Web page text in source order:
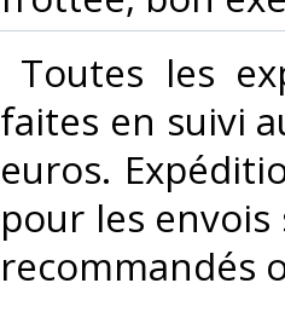
Toutes les
faites en suivi
euros.
pour les envois
recommandés